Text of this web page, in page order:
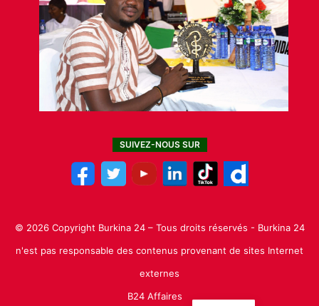
SUIVEZ-NOUS SUR
© 2026 Copyright Burkina 24 – Tous droits réservés - Burkina 24
n'est pas responsable des contenus provenant de sites Internet
externes
B24 Affaires